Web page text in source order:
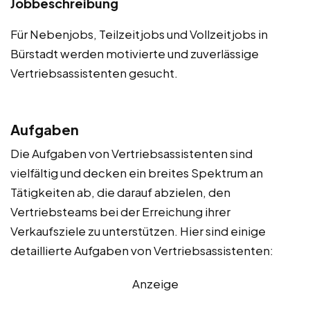
Jobbeschreibung
Für Nebenjobs, Teilzeitjobs und Vollzeitjobs in
Bürstadt werden motivierte und zuverlässige
Vertriebsassistenten gesucht.
Aufgaben
Die Aufgaben von Vertriebsassistenten sind
vielfältig und decken ein breites Spektrum an
Tätigkeiten ab, die darauf abzielen, den
Vertriebsteams bei der Erreichung ihrer
Verkaufsziele zu unterstützen. Hier sind einige
detaillierte Aufgaben von Vertriebsassistenten:
Anzeige